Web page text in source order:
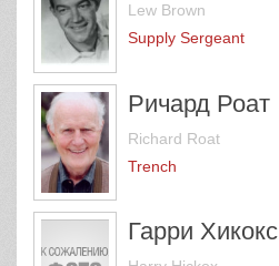
Lew Brown
Supply Sergeant
Ричард Роат
Richard Roat
Trench
Гарри Хикокс